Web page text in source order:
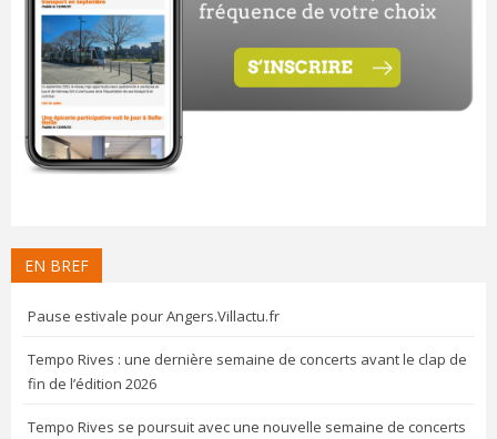
EN BREF
Pause estivale pour Angers.Villactu.fr
Tempo Rives : une dernière semaine de concerts avant le clap de
fin de l’édition 2026
Tempo Rives se poursuit avec une nouvelle semaine de concerts